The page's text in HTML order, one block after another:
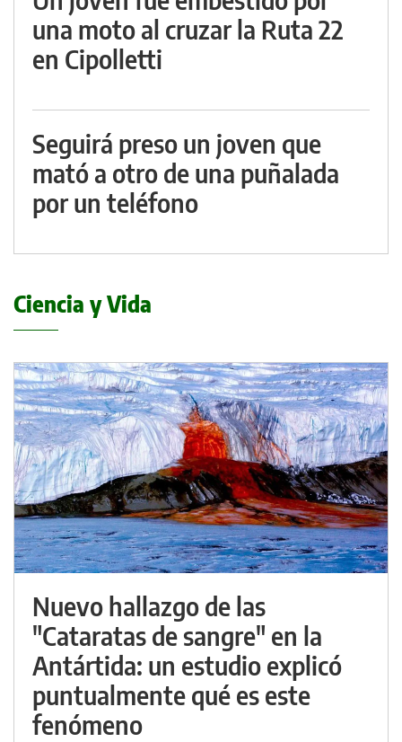
una moto al cruzar la Ruta 22
en Cipolletti
Seguirá preso un joven que
mató a otro de una puñalada
por un teléfono
Ciencia y Vida
Nuevo hallazgo de las
"Cataratas de sangre" en la
Antártida: un estudio explicó
puntualmente qué es este
fenómeno